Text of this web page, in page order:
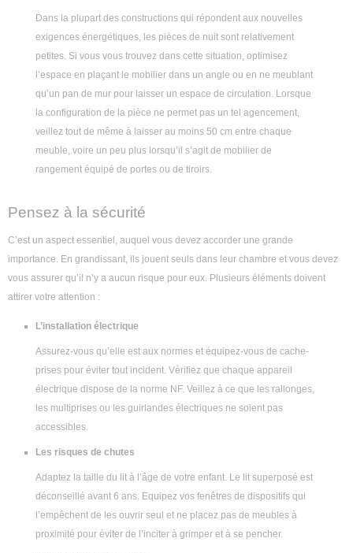
Dans la plupart des constructions qui répondent aux nouvelles
exigences énergétiques, les pièces de nuit sont relativement
petites. Si vous vous trouvez dans cette situation, optimisez
l’espace en plaçant le mobilier dans un angle ou en ne meublant
qu’un pan de mur pour laisser un espace de circulation. Lorsque
la configuration de la pièce ne permet pas un tel agencement,
veillez tout de même à laisser au moins 50 cm entre chaque
meuble, voire un peu plus lorsqu’il s’agit de mobilier de
rangement équipé de portes ou de tiroirs.
Pensez à la sécurité
C’est un aspect essentiel, auquel vous devez accorder une grande
importance. En grandissant, ils jouent seuls dans leur chambre et vous devez
vous assurer qu’il n’y a aucun risque pour eux. Plusieurs éléments doivent
attirer votre attention :
L’installation électrique
Assurez-vous qu’elle est aux normes et équipez-vous de cache-
prises pour éviter tout incident. Vérifiez que chaque appareil
électrique dispose de la norme NF. Veillez à ce que les rallonges,
les multiprises ou les guirlandes électriques ne soient pas
accessibles.
Les risques de chutes
Adaptez la taille du lit à l’âge de votre enfant. Le lit superposé est
déconseillé avant 6 ans. Equipez vos fenêtres de dispositifs qui
l’empêchent de les ouvrir seul et ne placez pas de meubles à
proximité pour éviter de l’inciter à grimper et à se pencher.